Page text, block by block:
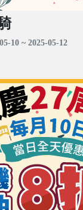
10 ~ 2025-05-12